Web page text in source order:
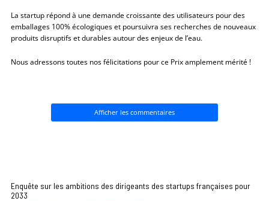
La startup répond à une demande croissante des utilisateurs pour des
emballages 100% écologiques et poursuivra ses recherches de nouveaux
produits disruptifs et durables autour des enjeux de l’eau.
Nous adressons toutes nos félicitations pour ce Prix amplement mérité !
Afficher les commentaires
Enquête sur les ambitions des dirigeants des startups françaises pour
2033